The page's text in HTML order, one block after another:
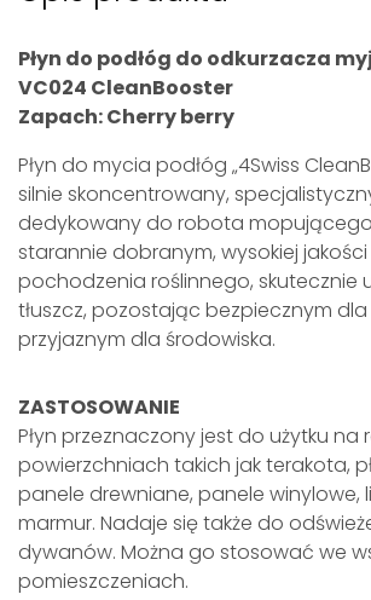
Płyn do podłóg do odkurzacza
VC024 CleanBooster
Zapach: Cherry berry
Płyn do mycia podłóg „4Swiss
silnie skoncentrowany,
dedykowany do robota
starannie dobranym, wysokiej jakości
pochodzenia roślinnego, skutecznie
tłuszcz, pozostając bezpiecznym
przyjaznym dla środowiska.
ZASTOSOWANIE
Płyn przeznaczony jest do użytku na
powierzchniach takich jak terakota,
panele drewniane, panele winylowe,
marmur. Nadaje się także do
dywanów. Można go stosować we
pomieszczeniach.